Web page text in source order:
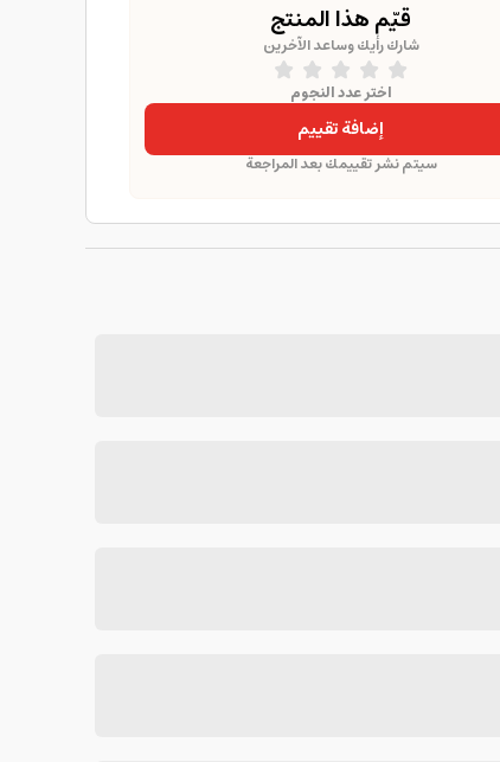
قيّم هذا المنتج
شارك رأيك وساعد الآخرين
اختر عدد النجوم
إضافة تقييم
سيتم نشر تقييمك بعد المراجعة